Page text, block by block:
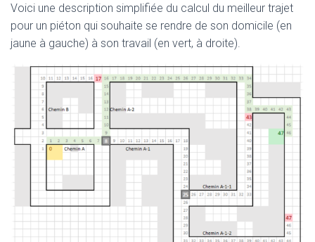
Voici une description simplifiée du calcul du meilleur trajet
pour un piéton qui souhaite se rendre de son domicile (en
jaune à gauche) à son travail (en vert, à droite).